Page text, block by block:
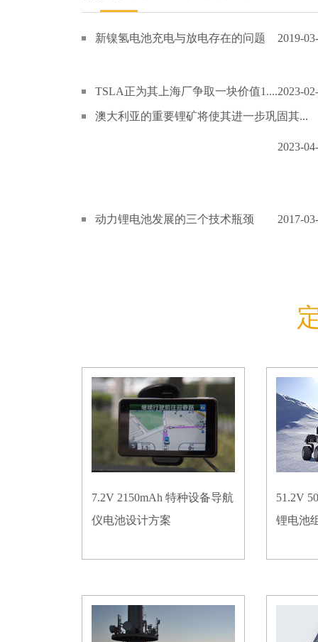
新镍氢电池充电与放电存在的问题 2019-
TSLA正为其上海厂争取一块价值1....2023-
澳大利亚的重要锂矿将使其进一步巩固其...
2023-
动力锂电池发展的三个技术瓶颈 2017-
7.2V 2150mAh 特种设备导航
仪电池设计方案
51.2V
锂电池